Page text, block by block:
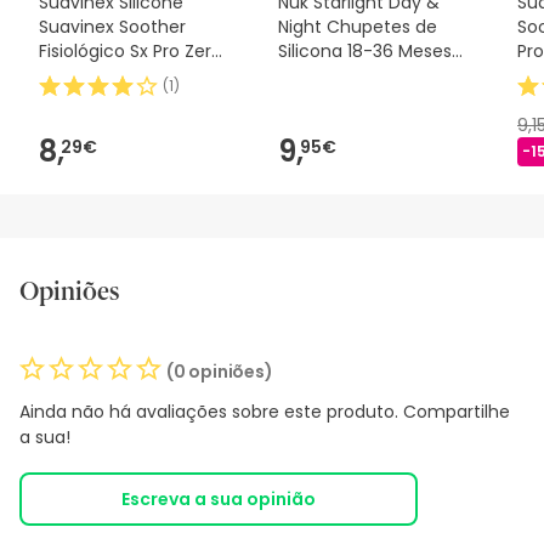
Suavinex Soother
Fisiológico Sx Pro Zero
2m 1 peça
(1)
8,29€
Night Chupetes de
Silicona 18-36 Meses
9,95€ -
Opiniões
(0 opiniões)
Ainda não há avaliações sobre este produto. Compartilhe
a sua!
Escreva a sua opinião